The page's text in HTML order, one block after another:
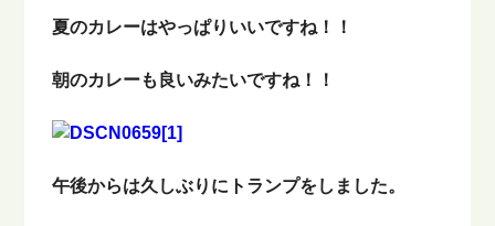
夏のカレーはやっぱりいいですね！！
朝のカレーも良いみたいですね！！
午後からは久しぶりにトランプをしました。